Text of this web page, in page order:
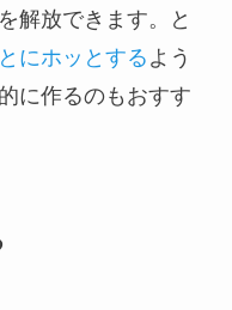
解放できます。と
にホッとするよう
に作るのもおすす